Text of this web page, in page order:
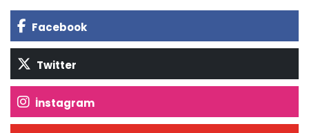
Facebook
Twitter
İnstagram